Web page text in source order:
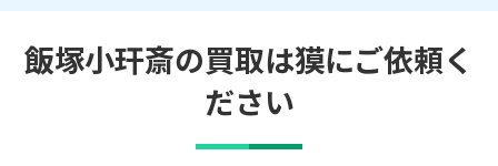
飯塚小玕斎の買取は獏にご依頼く
ださい